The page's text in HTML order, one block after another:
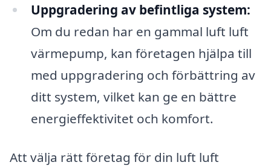
Uppgradering av befintliga system:
Om du redan har en gammal luft luft
värmepump, kan företagen hjälpa till
med uppgradering och förbättring av
ditt system, vilket kan ge en bättre
energieffektivitet och komfort.
Att välja rätt företag för din luft luft